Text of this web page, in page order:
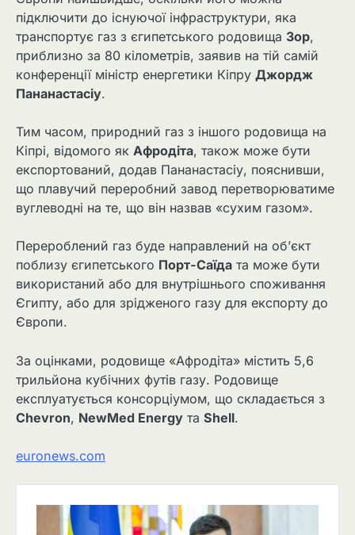
підключити до існуючої інфраструктури, яка
транспортує газ з єгипетського родовища Зор,
приблизно за 80 кілометрів, заявив на тій самій
конференції міністр енергетики Кіпру Джордж
Пананастасіу.
Тим часом, природний газ з іншого родовища на
Кіпрі, відомого як Афродіта, також може бути
експортований, додав Пананастасіу, пояснивши,
що плавучий переробний завод перетворюватиме
вуглеводні на те, що він назвав «сухим газом».
Перероблений газ буде направлений на об’єкт
поблизу єгипетського Порт-Саїда та може бути
використаний або для внутрішнього споживання
Єгипту, або для зрідженого газу для експорту до
Європи.
За оцінками, родовище «Афродіта» містить 5,6
трильйона кубічних футів газу. Родовище
експлуатується консорціумом, що складається з
Chevron, NewMed Energy та Shell.
euronews.com